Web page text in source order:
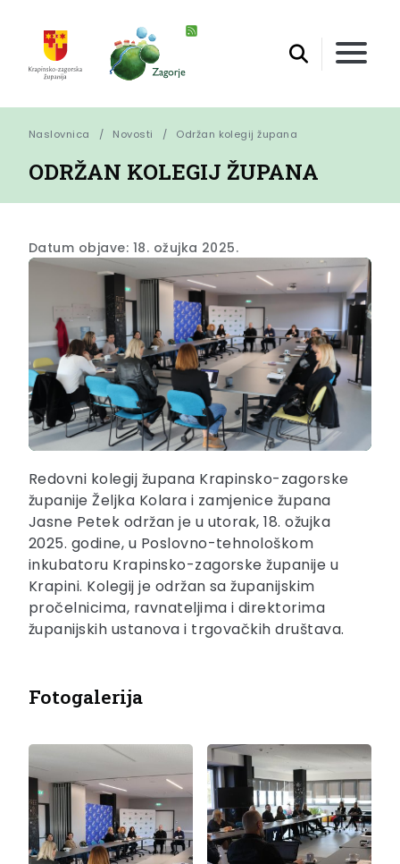
Naslovnica Novosti Održan kolegij župana
ODRŽAN KOLEGIJ ŽUPANA
Datum objave: 18. ožujka 2025.
Redovni kolegij župana Krapinsko-zagorske
županije Željka Kolara i zamjenice župana
Jasne Petek održan je u utorak, 18. ožujka
2025. godine, u Poslovno-tehnološkom
inkubatoru Krapinsko-zagorske županije u
Krapini. Kolegij je održan sa županijskim
pročelnicima, ravnateljima i direktorima
županijskih ustanova i trgovačkih društava.
Fotogalerija